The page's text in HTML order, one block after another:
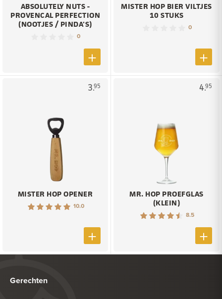
ABSOLUTELY NUTS -
PROVENCAL PERFECTION
(NOOTJES / PINDA'S)
0
MISTER HOP BIER VILTJES
10 STUKS
0
3.95
MISTER HOP OPENER
10.0
4.95
MR. HOP PROEFGLAS
(KLEIN)
8.5
Gerechten